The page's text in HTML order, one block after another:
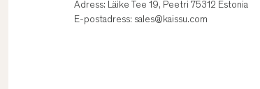
Adress: Läike Tee 19, Peetri 75312 Estonia
E-postadress: sales@kaissu.com